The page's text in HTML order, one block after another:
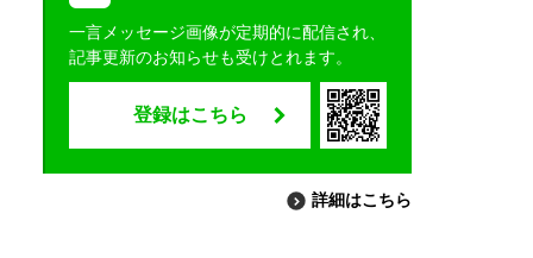
一言メッセージ画像が定期的に配信され、
記事更新のお知らせも受けとれます。
登録はこちら
詳細はこちら